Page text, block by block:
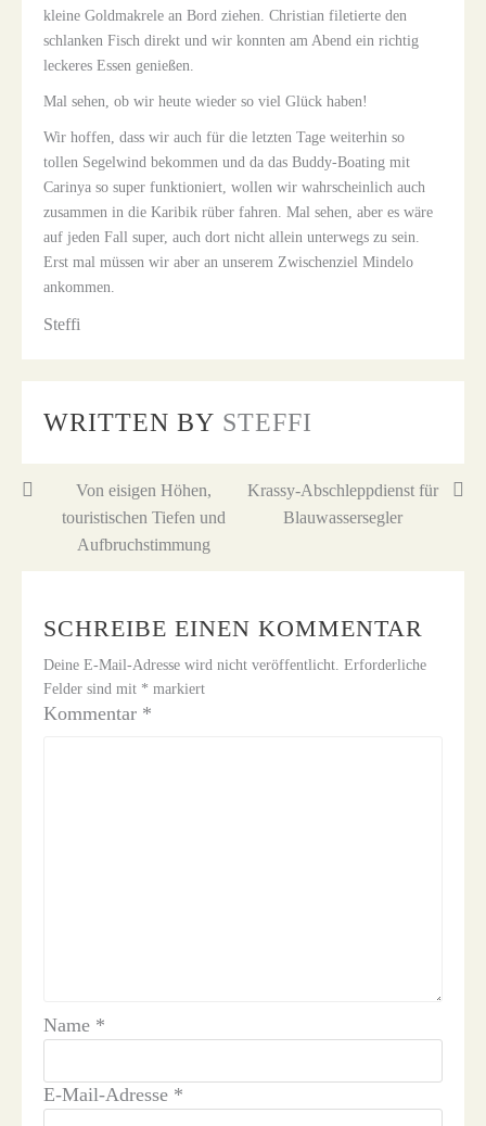
kleine Goldmakrele an Bord ziehen. Christian filetierte den
schlanken Fisch direkt und wir konnten am Abend ein richtig
leckeres Essen genießen.
Mal sehen, ob wir heute wieder so viel Glück haben!
Wir hoffen, dass wir auch für die letzten Tage weiterhin so
tollen Segelwind bekommen und da das Buddy-Boating mit
Carinya so super funktioniert, wollen wir wahrscheinlich auch
zusammen in die Karibik rüber fahren. Mal sehen, aber es wäre
auf jeden Fall super, auch dort nicht allein unterwegs zu sein.
Erst mal müssen wir aber an unserem Zwischenziel Mindelo
ankommen.
Steffi
WRITTEN BY STEFFI
Beitragsnavigation
Von eisigen Höhen,
touristischen Tiefen und
Aufbruchstimmung
Krassy-Abschleppdienst für
Blauwassersegler
SCHREIBE EINEN KOMMENTAR
Deine E-Mail-Adresse wird nicht veröffentlicht. Erforderliche
Felder sind mit * markiert
Kommentar *
Name *
E-Mail-Adresse *